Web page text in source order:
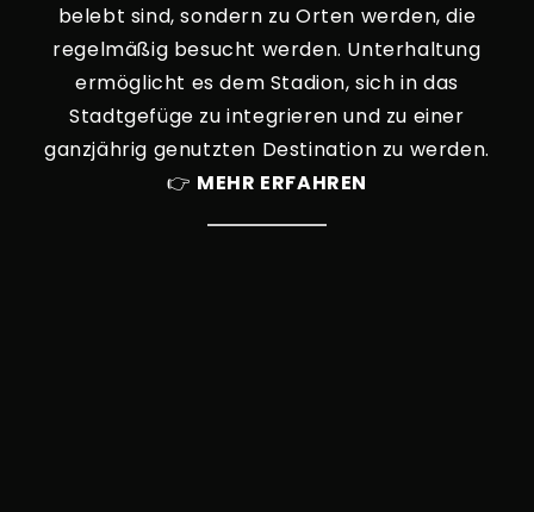
belebt sind, sondern zu Orten werden, die
regelmäßig besucht werden. Unterhaltung
ermöglicht es dem Stadion, sich in das
Stadtgefüge zu integrieren und zu einer
ganzjährig genutzten Destination zu werden.
👉 MEHR ERFAHREN